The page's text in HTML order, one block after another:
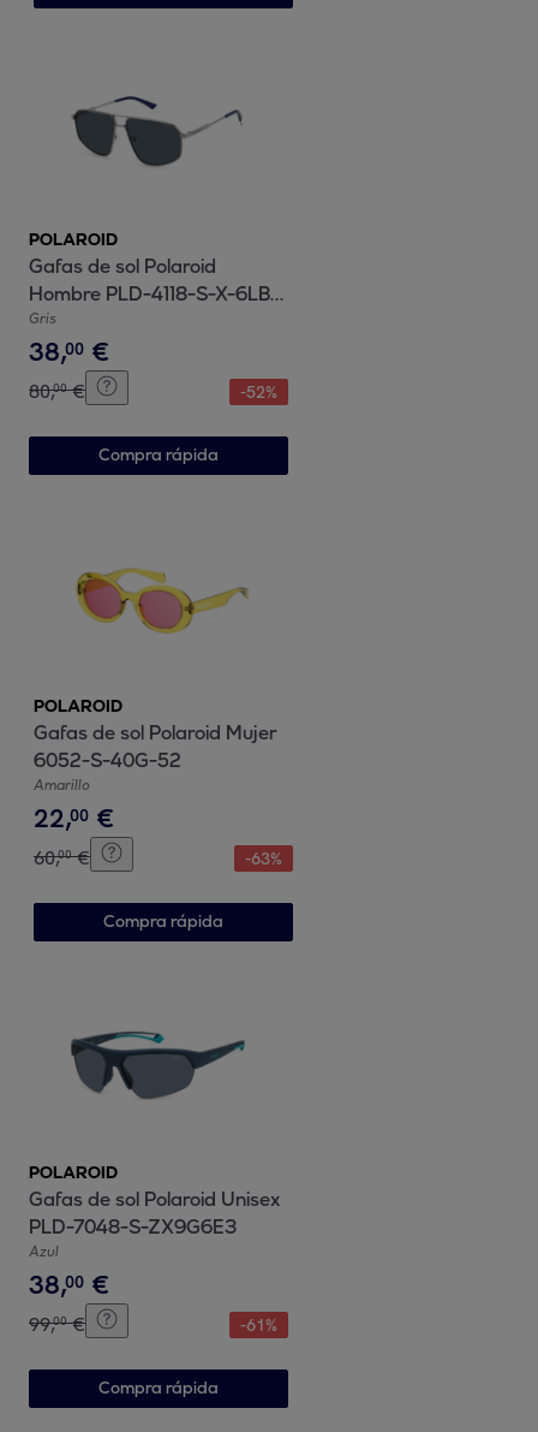
POLAROID
Gafas de sol Polaroid
Hombre PLD-4118-S-X-6LB-
C3
Gris
38,00 €
80,00 € -52%
Compra rápida
POLAROID
Gafas de sol Polaroid Mujer
6052-S-40G-52
Amarillo
22,00 €
60,00 € -63%
Compra rápida
POLAROID
Gafas de sol Polaroid Unisex
PLD-7048-S-ZX9G6E3
Azul
38,00 €
99,00 € -61%
Compra rápida